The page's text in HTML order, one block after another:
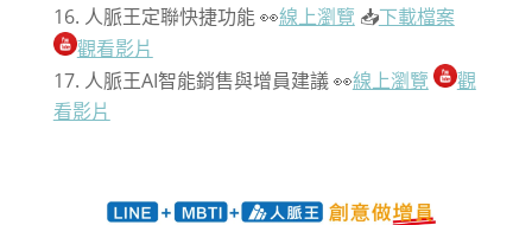
人脈王定聯快捷功能 👀線上瀏覽 📥下載檔案
觀看影片
人脈王AI智能銷售與增員建議 👀線上瀏覽
觀
看影片